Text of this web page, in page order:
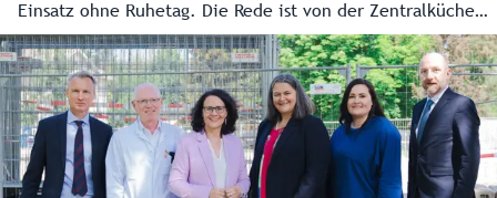
Einsatz ohne Ruhetag. Die Rede ist von der Zentralküche
der Salzburger Landeskliniken (SALK), die für Patientinnen
und Patienten, aber auch darüber hinaus, täglich frisch
kocht und dabei auf regionale und saisonale Lebensmittel
setzt.